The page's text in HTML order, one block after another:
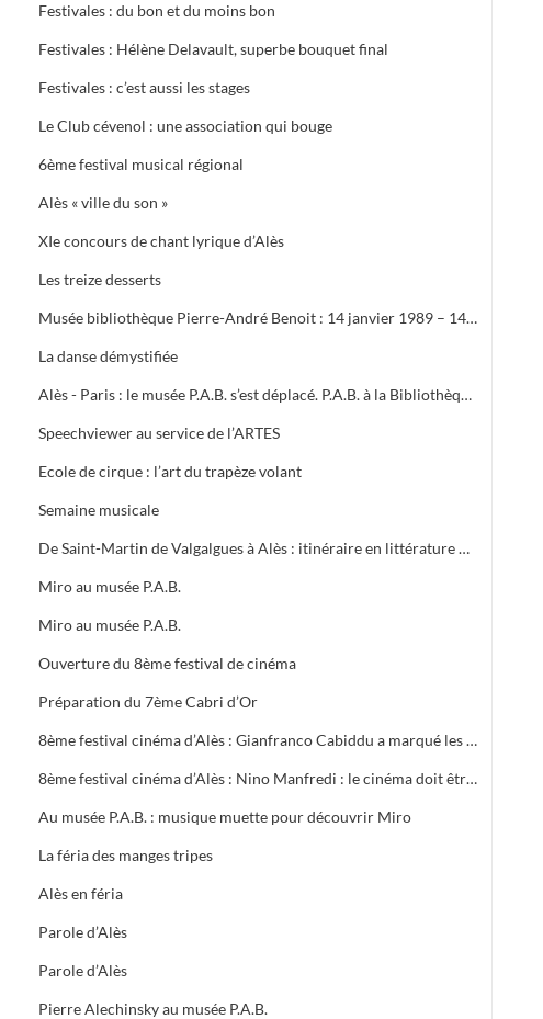
Festivales : du bon et du moins bon
Festivales : Hélène Delavault, superbe bouquet final
Festivales : c’est aussi les stages
Le Club cévenol : une association qui bouge
6ème festival musical régional
Alès « ville du son »
XIe concours de chant lyrique d’Alès
Les treize desserts
Musée bibliothèque Pierre-André Benoit : 14 janvier 1989 – 14 janvier 1990
La danse démystifiée
Alès - Paris : le musée P.A.B. s’est déplacé. P.A.B. à la Bibliothèque Nationale. Le dépliant du musée P.A.B
Speechviewer au service de l’ARTES
Ecole de cirque : l’art du trapèze volant
Semaine musicale
De Saint-Martin de Valgalgues à Alès : itinéraire en littérature occitane (1968 – 1988)
Miro au musée P.A.B.
Miro au musée P.A.B.
Ouverture du 8ème festival de cinéma
Préparation du 7ème Cabri d’Or
8ème festival cinéma d’Alès : Gianfranco Cabiddu a marqué les journées professionnelles
8ème festival cinéma d’Alès : Nino Manfredi : le cinéma doit être utile
Au musée P.A.B. : musique muette pour découvrir Miro
La féria des manges tripes
Alès en féria
Parole d’Alès
Parole d’Alès
Pierre Alechinsky au musée P.A.B.